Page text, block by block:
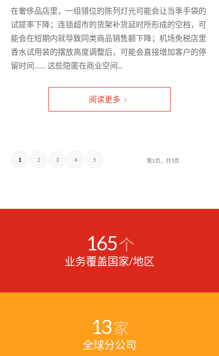
在奢侈品店里，一组错位的陈列灯光可能会让当季手袋的
试提率下降；连锁超市的货架补货延时所形成的空档，可
能会在短期内就导致同类商品销售额下降；机场免税店里
香水试用装的摆放高度调整后，可能会直接增加客户的停
留时间…… 这些隐匿在商业空间...
阅读更多
第1页，共5页
1 2 3 4 5
165个
业务覆盖国家/地区
13家
全球分公司